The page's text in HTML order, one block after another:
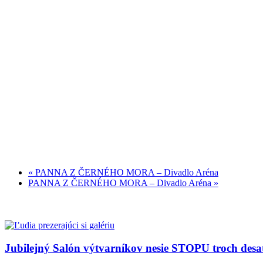
« PANNA Z ČERNÉHO MORA – Divadlo Aréna
PANNA Z ČERNÉHO MORA – Divadlo Aréna »
Jubilejný Salón výtvarníkov nesie STOPU troch